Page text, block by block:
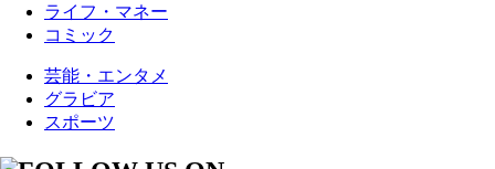
ライフ・マネー
コミック
芸能・エンタメ
グラビア
スポーツ